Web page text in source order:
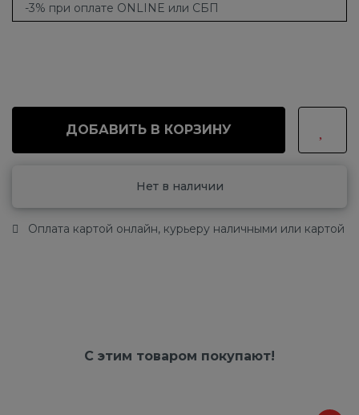
-3% при оплате ONLINE или СБП
ДОБАВИТЬ В КОРЗИНУ
Нет в наличии
Оплата картой онлайн, курьеру наличными или картой
С этим товаром покупают!